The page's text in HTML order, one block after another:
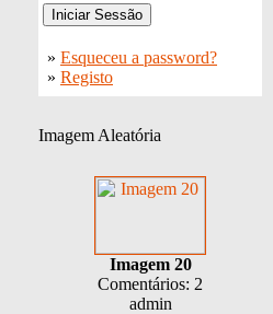
» Esqueceu a password?
» Registo
Imagem Aleatória
Imagem 20
Comentários: 2
admin